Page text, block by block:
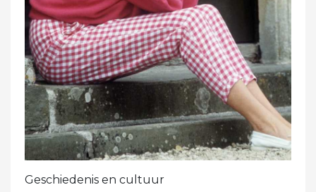
Geschiedenis en cultuur